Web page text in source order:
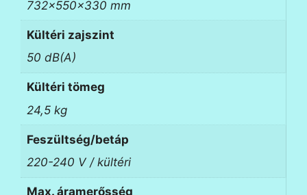
732×550×330 mm
Kültéri zajszint
50 dB(A)
Kültéri tömeg
24,5 kg
Feszültség/betáp
220-240 V / kültéri
Max. áramerősség